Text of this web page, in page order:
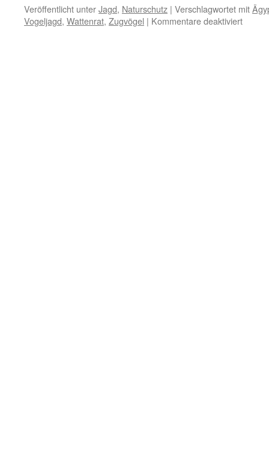
Veröffentlicht unterJagd, Naturschutz | Verschlagwortet mit
Vogeljagd, Wattenrat, Zugvögel | Kommentare deaktiviertfür